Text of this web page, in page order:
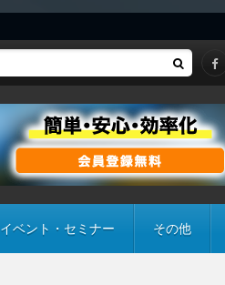
イベント・セミナー その他